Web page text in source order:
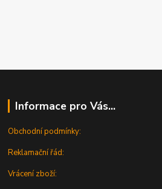
Informace pro Vás...
Obchodní podmínky:
Reklamační řád:
Vrácení zboží: